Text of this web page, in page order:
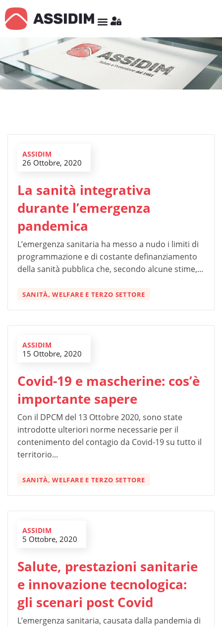
ASSIDIM
26 Ottobre, 2020
La sanità integrativa
durante l’emergenza
pandemica
L’emergenza sanitaria ha messo a nudo i limiti di
programmazione e di costante definanziamento
della sanità pubblica che, secondo alcune stime,...
SANITÀ, WELFARE E TERZO SETTORE
ASSIDIM
15 Ottobre, 2020
Covid-19 e mascherine: cos’è
importante sapere
Con il DPCM del 13 Ottobre 2020, sono state
introdotte ulteriori norme necessarie per il
contenimento del contagio da Covid-19 su tutto il
territorio...
SANITÀ, WELFARE E TERZO SETTORE
ASSIDIM
5 Ottobre, 2020
Salute, prestazioni sanitarie
e innovazione tecnologica:
gli scenari post Covid
L’emergenza sanitaria, causata dalla pandemia di